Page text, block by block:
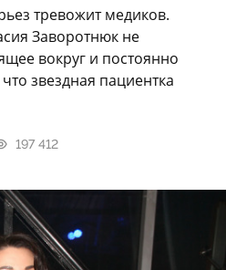
тревожит медиков.
Заворотнюк не
вокруг и постоянно
звездная пациентка
197 412